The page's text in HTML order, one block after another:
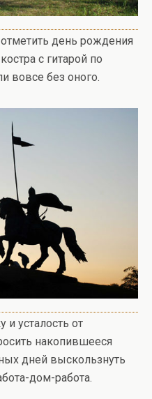
день рождения
с гитарой по
вовсе без оного.
и усталость от
накопившееся
дней выскользнуть
дом-работа.